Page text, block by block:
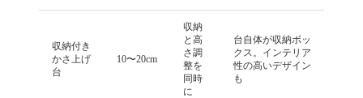
収納付き
かさ上げ
台
10〜20cm
収納
と高
さ調
整を
同時
に
台自体が収納ボッ
クス。インテリア
性の高いデザイン
も